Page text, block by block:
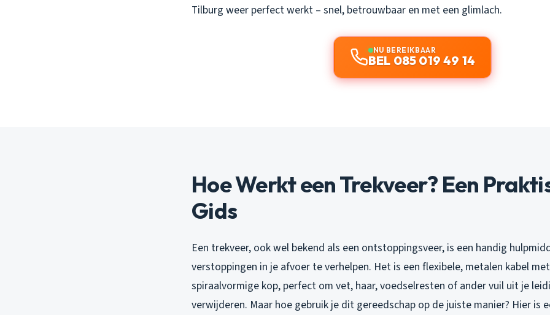
Tilburg weer perfect werkt – snel, betrouwbaar en met een glimlach.
NU BEREIKBAAR
BEL 085 019 49 14
Hoe Werkt een Trekveer? Een
Gids
Een trekveer, ook wel bekend als een ontstoppingsveer, is een handig
verstoppingen in je afvoer te verhelpen. Het is een flexibele, metalen kabel
spiraalvormige kop, perfect om vet, haar, voedselresten of ander vuil uit je
verwijderen. Maar hoe gebruik je dit gereedschap op de juiste manier? Hier is